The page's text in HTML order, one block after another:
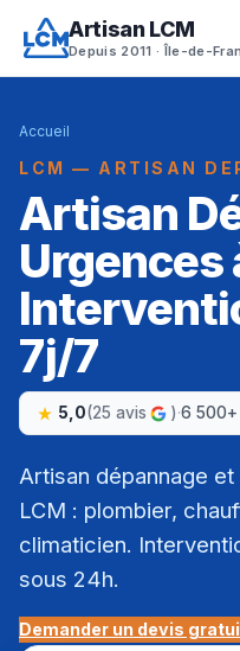
Artisan LCM
Depuis 2011 · Île-de-
Accueil
LCM — ARTISAN
Artisan
Urgences
7j/7
5,0(25 avis )·6 500+
Artisan dépannage
LCM : plombier,
climaticien.
sous 24h.
Demander un devis